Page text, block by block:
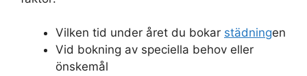
Vilken tid under året du bokar städningen
Vid bokning av speciella behov eller
önskemål